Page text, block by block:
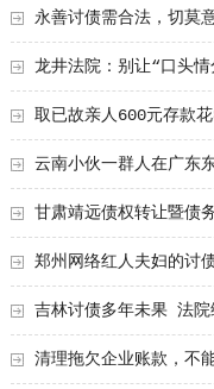
永善讨债需合法，切莫
龙井法院：别让“口头情
取已故亲人600元存款
云南小伙一群人在广东
多次
甘肃靖远债权转让暨债
郑州网络红人夫妇的讨
现已揭示
吉林讨债多年未果 法院
清理拖欠企业账款，不